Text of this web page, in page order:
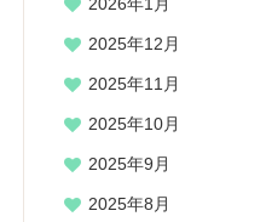
2025年12月
2025年11月
2025年10月
2025年9月
2025年8月